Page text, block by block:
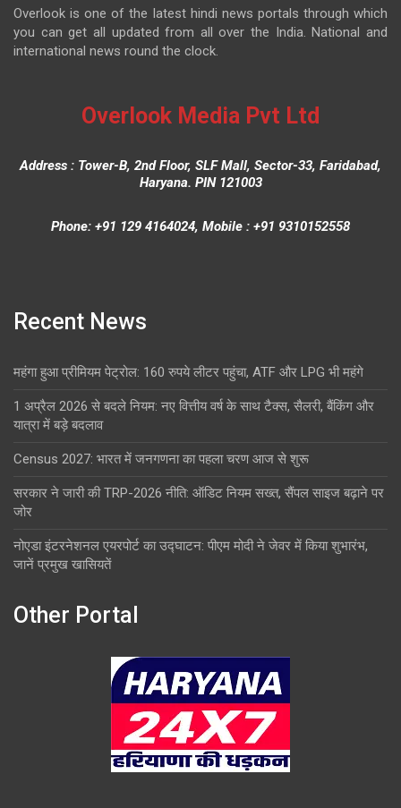
Overlook is one of the latest hindi news portals through which
you can get all updated from all over the India. National and
international news round the clock.
Overlook Media Pvt Ltd
Address : Tower-B, 2nd Floor, SLF Mall, Sector-33, Faridabad,
Haryana. PIN 121003
Phone: +91 129 4164024, Mobile : +91 9310152558
Recent News
महंगा हुआ प्रीमियम पेट्रोल: 160 रुपये लीटर पहुंचा, ATF और LPG भी महंगे
1 अप्रैल 2026 से बदले नियम: नए वित्तीय वर्ष के साथ टैक्स, सैलरी, बैंकिंग और
यात्रा में बड़े बदलाव
Census 2027: भारत में जनगणना का पहला चरण आज से शुरू
सरकार ने जारी की TRP-2026 नीति: ऑडिट नियम सख्त, सैंपल साइज बढ़ाने पर
जोर
नोएडा इंटरनेशनल एयरपोर्ट का उद्घाटन: पीएम मोदी ने जेवर में किया शुभारंभ,
जानें प्रमुख खासियतें
Other Portal